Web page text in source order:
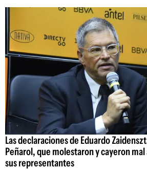
Las declaraciones de Eduardo
Peñarol, que molestaron y cayeron mal
sus representantes